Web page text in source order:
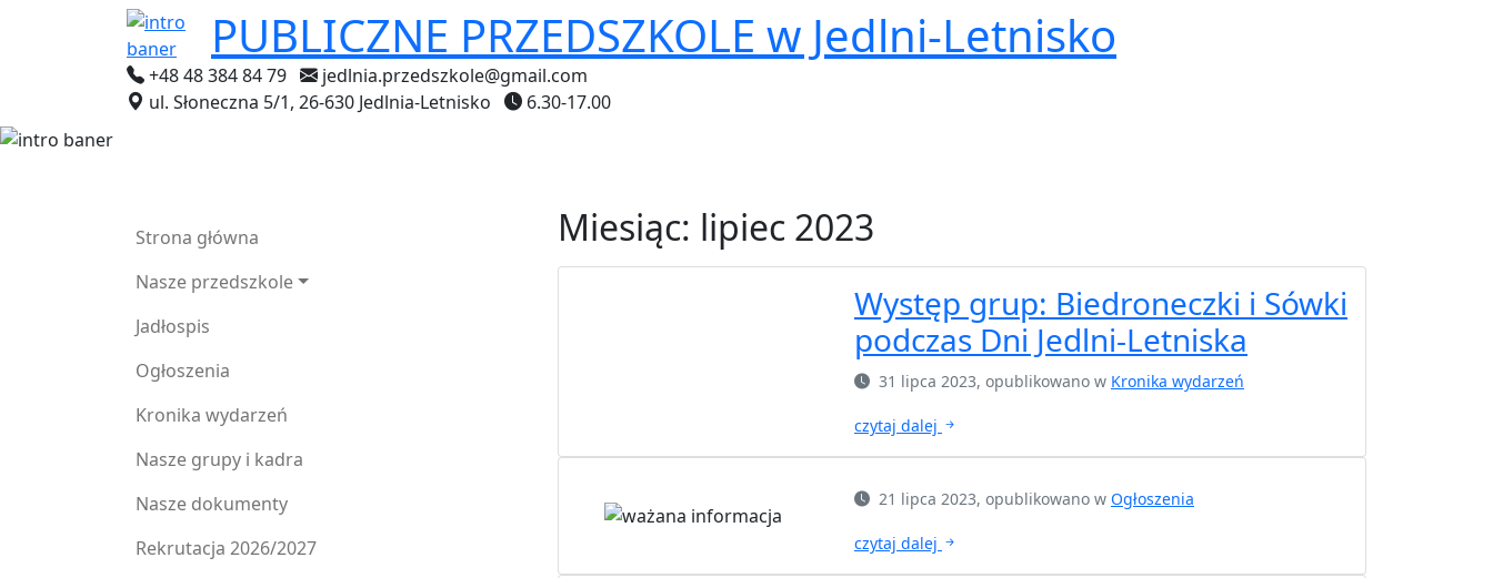
PUBLICZNE PRZEDSZKOLE w Jedlni-Letnisko
+48 48 384 84 79
jedlnia.przedszkole@gmail.com
ul. Słoneczna 5/1, 26-630 Jedlnia-Letnisko
6.30-17.00
Strona główna
Nasze przedszkole
Jadłospis
Ogłoszenia
Kronika wydarzeń
Nasze grupy i kadra
Nasze dokumenty
Rekrutacja 2026/2027
Miesiąc: lipiec 2023
Występ grup: Biedroneczki i Sówki
podczas Dni Jedlni-Letniska
31 lipca 2023, opublikowano w Kronika wydarzeń
czytaj dalej
21 lipca 2023, opublikowano w Ogłoszenia
czytaj dalej